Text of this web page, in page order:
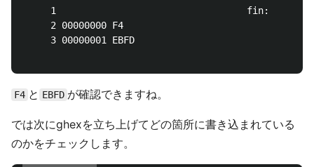
     1                                  fin:
     2 00000000 F4                              HLT
3 00000001 EBFD                            JMP
F4 と EBFD が確認できますね。
では次にghexを立ち上げてどの箇所に書き込まれている
のかをチェックします。